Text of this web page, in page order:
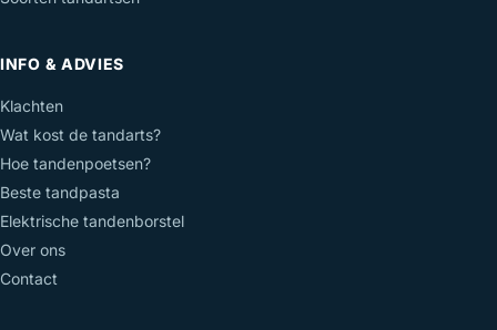
INFO & ADVIES
Klachten
Wat kost de tandarts?
Hoe tandenpoetsen?
Beste tandpasta
Elektrische tandenborstel
Over ons
Contact